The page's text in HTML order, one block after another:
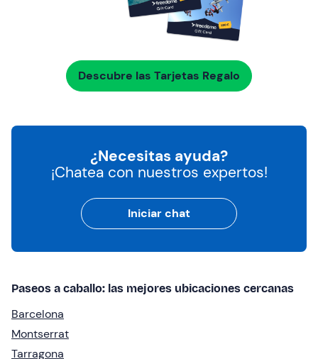
Descubre las Tarjetas Regalo
¿Necesitas ayuda?
¡Chatea con nuestros expertos!
Iniciar chat
Paseos a caballo: las mejores ubicaciones cercanas
Barcelona
Montserrat
Tarragona